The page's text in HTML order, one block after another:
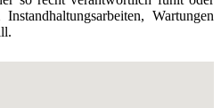
Wartungen